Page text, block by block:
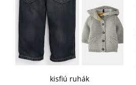
kisfiú ruhák